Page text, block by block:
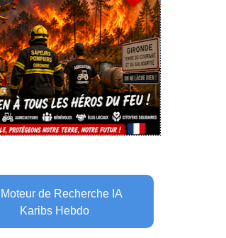
Moteur de Recherche IA
Karibs Hebdo